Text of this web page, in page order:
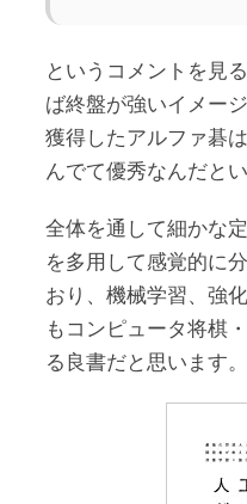
というコメントを見
ば終盤が強いイメー
獲得したアルファ碁
んでて優秀なんだと
全体を通して細かな
を多用して感覚的に
おり、機械学習、強
もコンピュータ将棋
る良書だと思います。